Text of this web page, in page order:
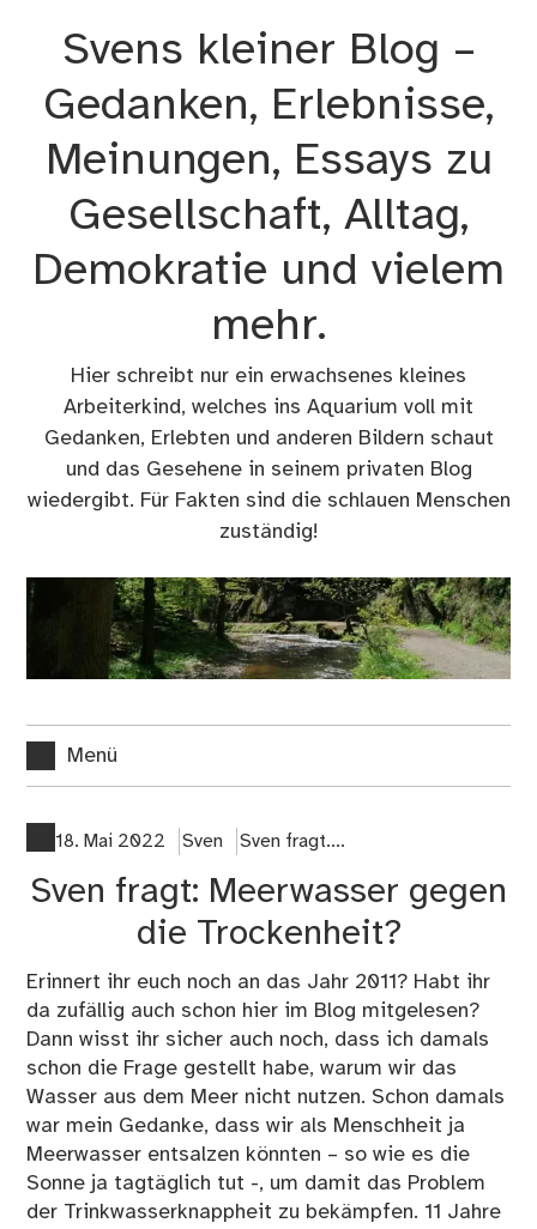
Svens kleiner Blog –
Gedanken, Erlebnisse,
Meinungen, Essays zu
Gesellschaft, Alltag,
Demokratie und vielem
mehr.
Hier schreibt nur ein erwachsenes kleines
Arbeiterkind, welches ins Aquarium voll mit
Gedanken, Erlebten und anderen Bildern schaut
und das Gesehene in seinem privaten Blog
wiedergibt. Für Fakten sind die schlauen Menschen
zuständig!
Menü
18. Mai 2022 Sven Sven fragt....
Sven fragt: Meerwasser gegen
die Trockenheit?
Erinnert ihr euch noch an das Jahr 2011? Habt ihr
da zufällig auch schon hier im Blog mitgelesen?
Dann wisst ihr sicher auch noch, dass ich damals
schon die Frage gestellt habe, warum wir das
Wasser aus dem Meer nicht nutzen. Schon damals
war mein Gedanke, dass wir als Menschheit ja
Meerwasser entsalzen könnten – so wie es die
Sonne ja tagtäglich tut -, um damit das Problem
der Trinkwasserknappheit zu bekämpfen. 11 Jahre